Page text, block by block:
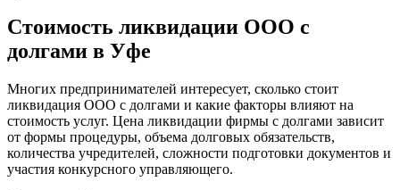
Стоимость ликвидации ООО с
долгами в Уфе
Многих предпринимателей интересует, сколько стоит
ликвидация ООО с долгами и какие факторы влияют на
стоимость услуг. Цена ликвидации фирмы с долгами зависит
от формы процедуры, объема долговых обязательств,
количества учредителей, сложности подготовки документов и
участия конкурсного управляющего.